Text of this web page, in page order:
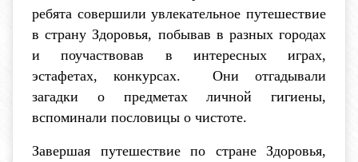
ребята совершили увлекательное путешествие
в страну Здоровья, побывав в разных городах
и поучаствовав в интересных играх,
эстафетах, конкурсах. Они отгадывали
загадки о предметах личной гигиены,
вспоминали пословицы о чистоте.
Завершая путешествие по стране Здоровья,